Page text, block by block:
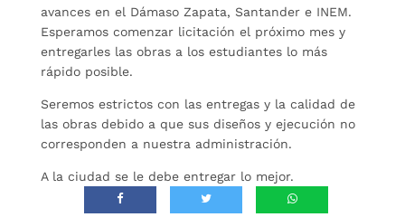
avances en el Dámaso Zapata, Santander e INEM.
Esperamos comenzar licitación el próximo mes y
entregarles las obras a los estudiantes lo más
rápido posible.
Seremos estrictos con las entregas y la calidad de
las obras debido a que sus diseños y ejecución no
corresponden a nuestra administración.
A la ciudad se le debe entregar lo mejor.